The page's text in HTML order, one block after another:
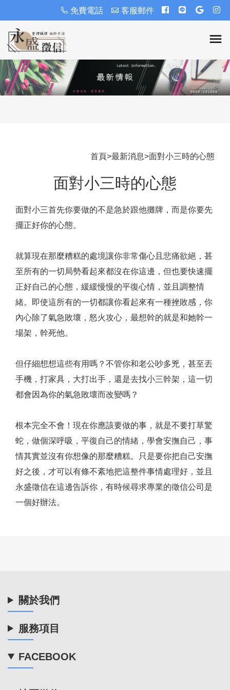
免費電話 客服郵件
首頁>最新消息>面對小三時的心態
面對小三時的心態
面對小三首先你要做的不是急於跟他攤牌，而是你要先
擺正好你的心態。
就算現在那麼糟糕的處境讓你非常傷心且悲痛欲絕，甚
至所有的一切局勢看起來都沒在你這邊，但也要快速擺
正好自己的心態，緩緩慢慢的平復心情，並且調整情
緒。即使這所有的一切都讓你看起來有一種挫敗感，你
內心除了氣急敗壞，怒火攻心，最想幹的就是和她幹一
場架，幹死他。
但仔細想想這些有用嗎？不管你和老公吵多兇，甚至丟
手機，打家具，大打出手，還是去找小三幹架，這一切
都會因為你的氣急敗壞而改變嗎？
根本完全不會！現在你應該要做的事，就是不要打草驚
蛇，做個深呼吸，平復自己的情緒，學會安撫自己，事
情其實並沒有你想像的那麼糟糕。只是要你把自己安撫
好之後，才可以有條不紊地把這整件事情處理好，並且
永盛徵信在這邊告訴你，有時候尋求專業的徵信公司是
一個好辦法。
關於我們
服務項目
FACEBOOK